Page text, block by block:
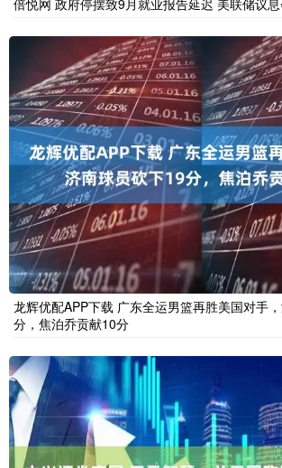
倍悦网 政府停摆致9月就业报告延迟 美联储议
龙辉优配APP下载 广东全运男篮再胜美国对手
分，焦泊乔贡献10分